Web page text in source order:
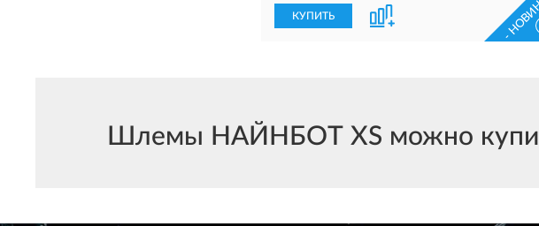
КУПИТЬ -
Шлемы НАЙНБОТ XS можно